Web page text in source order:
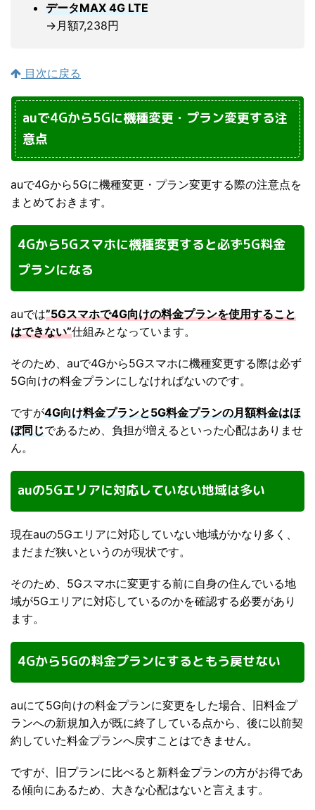
データMAX 4G LTE
→月額7,238円
目次に戻る
auで4Gから5Gに機種変更・プラン変更する注
意点
auで4Gから5Gに機種変更・プラン変更する際の注意点を
まとめておきます。
4Gから5Gスマホに機種変更すると必ず5G料金
プランになる
auでは”5Gスマホで4G向けの料金プランを使用すること
はできない”仕組みとなっています。
そのため、auで4Gから5Gスマホに機種変更する際は必ず
5G向けの料金プランにしなければないのです。
ですが4G向け料金プランと5G料金プランの月額料金はほ
ぼ同じであるため、負担が増えるといった心配はありませ
ん。
auの5Gエリアに対応していない地域は多い
現在auの5Gエリアに対応していない地域がかなり多く、
まだまだ狭いというのが現状です。
そのため、5Gスマホに変更する前に自身の住んでいる地
域が5Gエリアに対応しているのかを確認する必要があり
ます。
4Gから5Gの料金プランにするともう戻せない
auにて5G向けの料金プランに変更をした場合、旧料金プ
ランへの新規加入が既に終了している点から、後に以前契
約していた料金プランへ戻すことはできません。
ですが、旧プランに比べると新料金プランの方がお得であ
る傾向にあるため、大きな心配はないと言えます。